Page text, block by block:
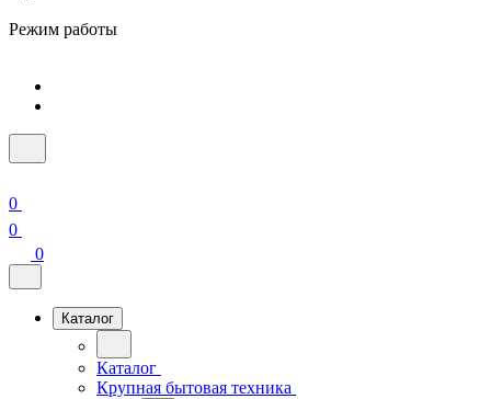
Режим работы
0
0
0
Каталог
Каталог
Крупная бытовая техника